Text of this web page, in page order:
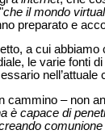
che il mondo
preparato e
a cui
le varie fonti
cammino – non
è capace di